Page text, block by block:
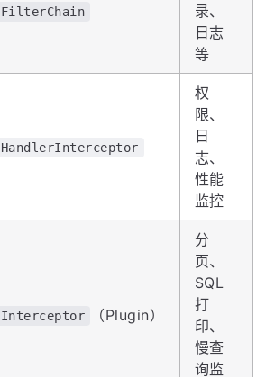
FilterChain
录、
日志
等
HandlerInterceptor
权
限、
日
志、
性能
监控
Interceptor （Plugin）
分
页、
SQL
打
印、
慢查
询监